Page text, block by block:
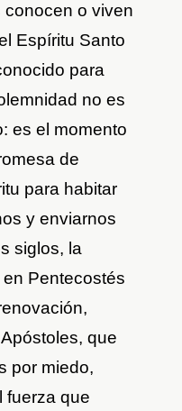
o viven
Espíritu Santo
para
no es
es el momento
de
para habitar
y enviarnos
siglos, la
Pentecostés
que
por miedo,
fuerza que